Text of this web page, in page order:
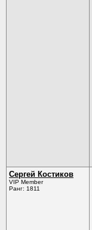
Сергей Костиков
VIP Member
Ранг: 1811